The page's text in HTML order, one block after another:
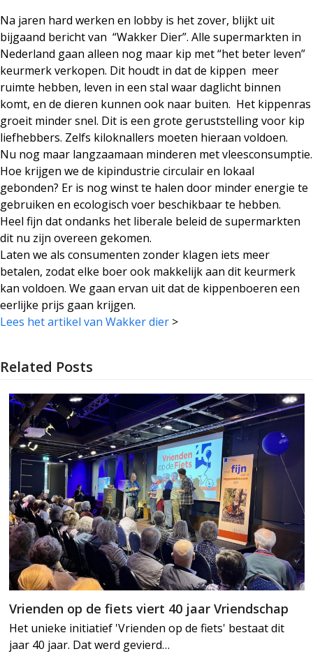
Na jaren hard werken en lobby is het zover, blijkt uit
bijgaand bericht van “Wakker Dier”. Alle supermarkten in
Nederland gaan alleen nog maar kip met “het beter leven”
keurmerk verkopen. Dit houdt in dat de kippen meer
ruimte hebben, leven in een stal waar daglicht binnen
komt, en de dieren kunnen ook naar buiten. Het kippenras
groeit minder snel. Dit is een grote geruststelling voor kip
liefhebbers. Zelfs kiloknallers moeten hieraan voldoen.
Nu nog maar langzaamaan minderen met vleesconsumptie.
Hoe krijgen we de kipindustrie circulair en lokaal
gebonden? Er is nog winst te halen door minder energie te
gebruiken en ecologisch voer beschikbaar te hebben.
Heel fijn dat ondanks het liberale beleid de supermarkten
dit nu zijn overeen gekomen.
Laten we als consumenten zonder klagen iets meer
betalen, zodat elke boer ook makkelijk aan dit keurmerk
kan voldoen. We gaan ervan uit dat de kippenboeren een
eerlijke prijs gaan krijgen.
Lees het artikel van Wakker dier >
Related Posts
Vrienden op de fiets viert 40 jaar Vriendschap
Het unieke initiatief 'Vrienden op de fiets' bestaat dit
jaar 40 jaar. Dat werd gevierd…